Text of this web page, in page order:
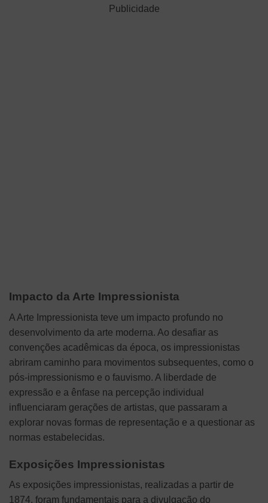
Publicidade
Impacto da Arte Impressionista
A Arte Impressionista teve um impacto profundo no
desenvolvimento da arte moderna. Ao desafiar as
convenções acadêmicas da época, os impressionistas
abriram caminho para movimentos subsequentes, como o
pós-impressionismo e o fauvismo. A liberdade de
expressão e a ênfase na percepção individual
influenciaram gerações de artistas, que passaram a
explorar novas formas de representação e a questionar as
normas estabelecidas.
Exposições Impressionistas
As exposições impressionistas, realizadas a partir de
1874, foram fundamentais para a divulgação do